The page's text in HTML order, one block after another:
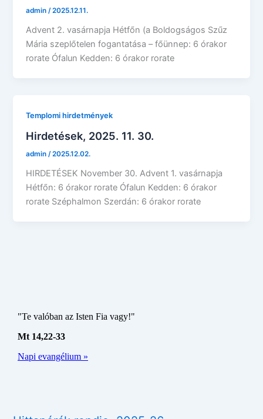
admin/2025.12.11.
Advent 2. vasárnapja Hétfőn (a Boldogságos Szűz
Mária szeplőtelen fogantatása – főünnep: 6 órakor
rorate Ófalun Kedden: 6 órakor rorate
Templomi hirdetmények
Hirdetések, 2025. 11. 30.
admin/2025.12.02.
HIRDETÉSEK November 30. Advent 1. vasárnapja
Hétfőn: 6 órakor rorate Ófalun Kedden: 6 órakor
rorate Széphalmon Szerdán: 6 órakor rorate